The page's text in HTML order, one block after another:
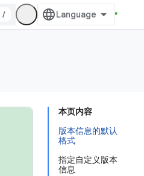
/
本页内容
版本信息的默认
格式
指定自定义版本
信息